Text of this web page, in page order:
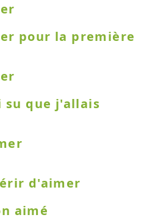
pour la première
su que j'allais
d'aimer
aimé